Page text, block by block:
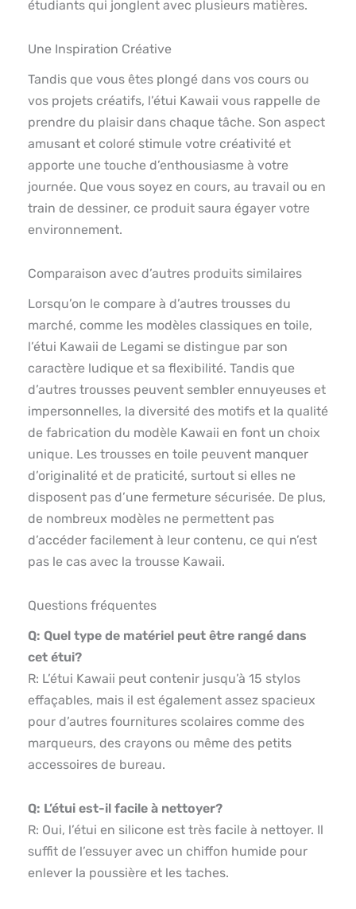
étudiants qui jonglent avec plusieurs matières.
Une Inspiration Créative
Tandis que vous êtes plongé dans vos cours ou
vos projets créatifs, l’étui Kawaii vous rappelle de
prendre du plaisir dans chaque tâche. Son aspect
amusant et coloré stimule votre créativité et
apporte une touche d’enthousiasme à votre
journée. Que vous soyez en cours, au travail ou en
train de dessiner, ce produit saura égayer votre
environnement.
Comparaison avec d’autres produits similaires
Lorsqu’on le compare à d’autres trousses du
marché, comme les modèles classiques en toile,
l’étui Kawaii de Legami se distingue par son
caractère ludique et sa flexibilité. Tandis que
d’autres trousses peuvent sembler ennuyeuses et
impersonnelles, la diversité des motifs et la qualité
de fabrication du modèle Kawaii en font un choix
unique. Les trousses en toile peuvent manquer
d’originalité et de praticité, surtout si elles ne
disposent pas d’une fermeture sécurisée. De plus,
de nombreux modèles ne permettent pas
d’accéder facilement à leur contenu, ce qui n’est
pas le cas avec la trousse Kawaii.
Questions fréquentes
Q: Quel type de matériel peut être rangé dans
cet étui?
R: L’étui Kawaii peut contenir jusqu’à 15 stylos
effaçables, mais il est également assez spacieux
pour d’autres fournitures scolaires comme des
marqueurs, des crayons ou même des petits
accessoires de bureau.
Q: L’étui est-il facile à nettoyer?
R: Oui, l’étui en silicone est très facile à nettoyer. Il
suffit de l’essuyer avec un chiffon humide pour
enlever la poussière et les taches.